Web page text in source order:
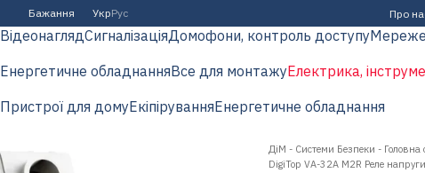
Бажання УкрРус Про
ВідеонаглядСигналізаціяДомофони, контроль доступу
Енергетичне обладнанняВсе для монтажуЕлектрика,
Пристрої для домуЕкіпіруванняЕнергетичне обладнання
ДіМ - Системи Безпеки - Головна
DigiTop VА-32A M2R Реле напруги